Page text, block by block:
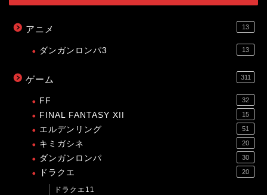
アニメ 13
ダンガンロンパ3 13
ゲーム 311
FF 32
FINAL FANTASY XII 15
エルデンリング 51
キミガシネ 20
ダンガンロンパ 30
ドラクエ 20
ドラクエ11